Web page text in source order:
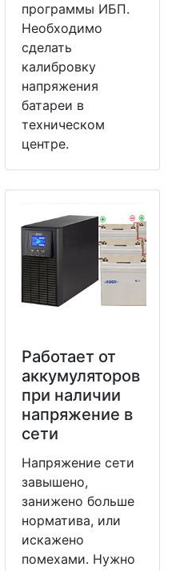
программы ИБП.
Необходимо
сделать
калибровку
напряжения
батареи в
техническом
центре.
Работает от
аккумуляторов
при наличии
напряжение в
сети
Напряжение сети
завышено,
занижено больше
норматива, или
искажено
помехами. Нужно